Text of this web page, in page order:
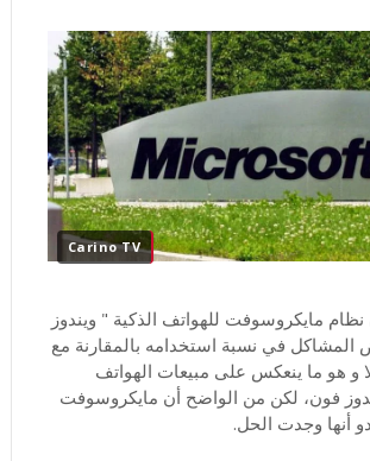
Carino TV
مايكروسوفت للهواتف الذكية " ويندوز
المشاكل في نسبة استخدامه بالمقارنة مع
و هو ما ينعكس على مبيعات الهواتف
فون، لكن من الواضح أن مايكروسوفت
أنها وجدت الحل.